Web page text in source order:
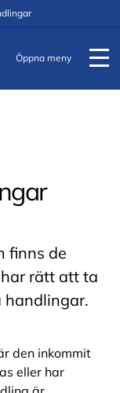
Öppna meny
finns de
rätt att ta
handlingar.
den inkommit
eller har